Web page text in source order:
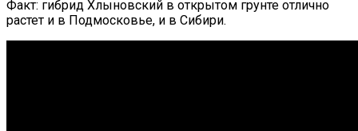
Факт: гибрид Хлыновский в открытом грунте отлично
растет и в Подмосковье, и в Сибири.